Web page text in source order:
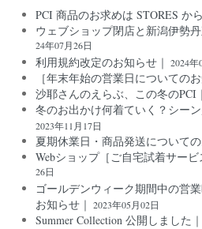
PCI 商品のお求めは STORES か
ウェブショップ閉店と新潟伊勢
24年07月26日
利用規約改定のお知らせ｜ 2024年
［年末年始の営業日についての
沙耶さんのえらぶ、この冬のPCI｜
冬のお出かけ何着ていく？シー
2023年11月17日
夏期休業日・商品発送についての
Webショップ［ご自宅試着サービ
26日
ゴールデンウィーク期間中の営
お知らせ｜ 2023年05月02日
Summer Collection 公開しました｜